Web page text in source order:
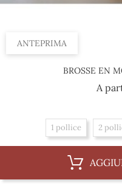
ANTEPRIMA
BROSSE EN
A
1 pollice 2